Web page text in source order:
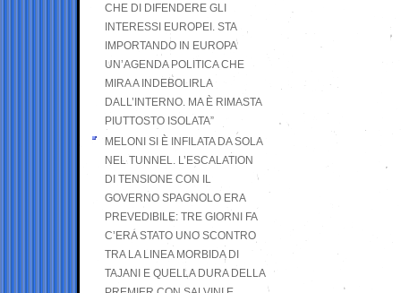
CHE DI DIFENDERE GLI
INTERESSI EUROPEI. STA
IMPORTANDO IN EUROPA
UN’AGENDA POLITICA CHE
MIRA A INDEBOLIRLA
DALL’INTERNO. MA È RIMASTA
PIUTTOSTO ISOLATA”
MELONI SI È INFILATA DA SOLA
NEL TUNNEL. L’ESCALATION
DI TENSIONE CON IL
GOVERNO SPAGNOLO ERA
PREVEDIBILE: TRE GIORNI FA
C’ERA STATO UNO SCONTRO
TRA LA LINEA MORBIDA DI
TAJANI E QUELLA DURA DELLA